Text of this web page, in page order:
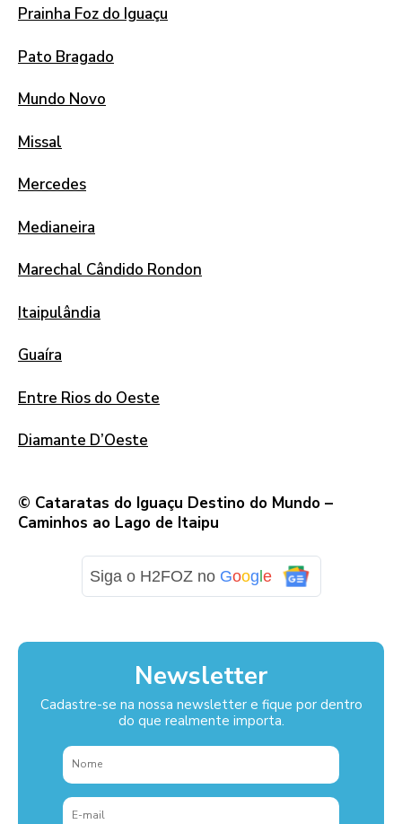
Prainha Foz do Iguaçu
Pato Bragado
Mundo Novo
Missal
Mercedes
Medianeira
Marechal Cândido Rondon
Itaipulândia
Guaíra
Entre Rios do Oeste
Diamante D’Oeste
© Cataratas do Iguaçu Destino do Mundo –
Caminhos ao Lago de Itaipu
Siga o H2FOZ no Goog e
Newsletter
Cadastre-se na nossa newsletter e fique por dentro
do que realmente importa.